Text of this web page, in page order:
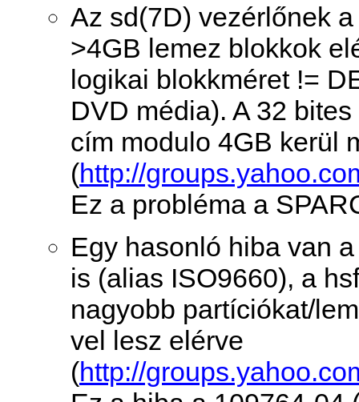
Az sd(7D) vezérlőnek
>4GB lemez blokkok
logikai blokkméret !=
DVD média). A 32
cím modulo 4GB kerül
(http://
Ez a probléma a
Egy hasonló hiba van
is (alias ISO9660), a
nagyobb partíciókat/
vel lesz elérve
(http://